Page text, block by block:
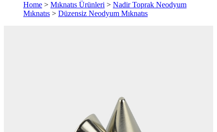
Home > Mıknatıs Ürünleri > Nadir Toprak Neodyum
Mıknatıs > Düzensiz Neodyum Mıknatıs